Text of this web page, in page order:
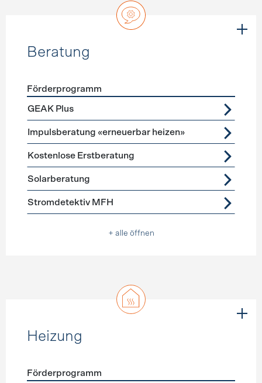
Beratung
Förderprogramme
Förderprogramm
GEAK Plus
Impulsberatung «erneuerbar heizen»
Kostenlose Erstberatung
Solarberatung
Stromdetektiv MFH
+ alle öffnen
Heizung
Förderprogramm